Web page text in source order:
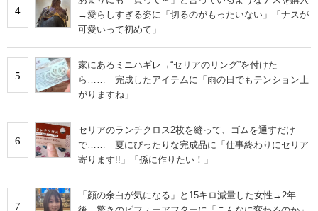
4
→愛らしすぎる姿に「切るのがもったいない」「ナスが
可愛いって初めて」
5
家にあるミニハギレ→“セリアのリング”を付けた
ら…… 完成したアイテムに「雨の日でもテンション上
がりますね」
6
セリアのランチクロス2枚を縫って、ゴムを通すだけ
で…… 夏にぴったりな完成品に「仕事終わりにセリア
寄ります!!」「孫に作りたい！」
7
「顔の余白が気になる」と15キロ減量した女性→2年